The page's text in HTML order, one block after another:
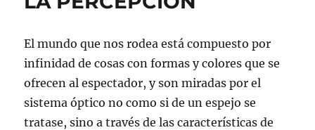
El mundo que nos rodea está compuesto por
infinidad de cosas con formas y colores que se
ofrecen al espectador, y son miradas por el
sistema óptico no como si de un espejo se
tratase, sino a través de las características de